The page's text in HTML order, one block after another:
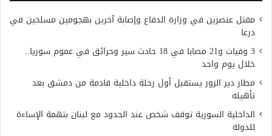
مقتل عنصرين في وزارة الدفاع وإصابة آخرين بهجومين مسلحين في
درعا
3 وفيات و21 مصابا في 18 حادث سير وحرائق في عموم سوريا..
خلال يوم واحد
مطار دير الزور يستقبل أول رحلة داخلية قادمة من دمشق بعد
تأهيله
الداخلية السورية توقف شخص عند الحدود مع لبنان بتهمة الإساءة
للدولة